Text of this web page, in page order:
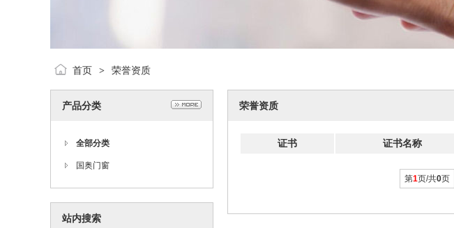
首页 > 荣誉资质
产品分类
全部分类
国奥门窗
站内搜索
荣誉资质
证书 证书名称
第1页/共0页